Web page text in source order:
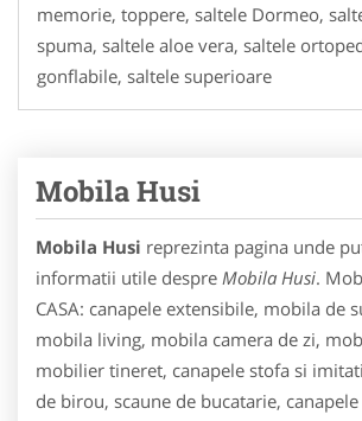
memorie, toppere, saltele Dormeo,
spuma, saltele aloe vera, saltele
gonflabile, saltele superioare
Mobila Husi
Mobila Husi reprezinta pagina unde
informatii utile despre Mobila Husi.
CASA: canapele extensibile, mobila de
mobila living, mobila camera de zi,
mobilier tineret, canapele stofa si
de birou, scaune de bucatarie,